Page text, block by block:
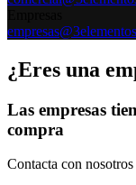
¿Eres una
Las empresas
compra
Contacta con